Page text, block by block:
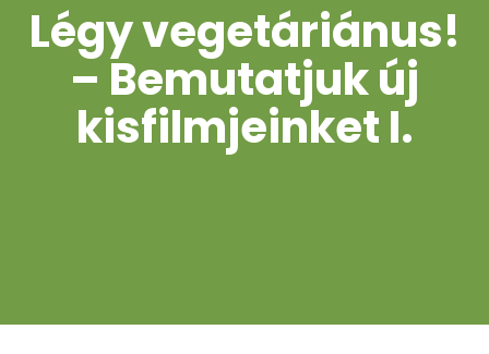
Légy vegetáriánus!
– Bemutatjuk új
kisfilmjeinket I.